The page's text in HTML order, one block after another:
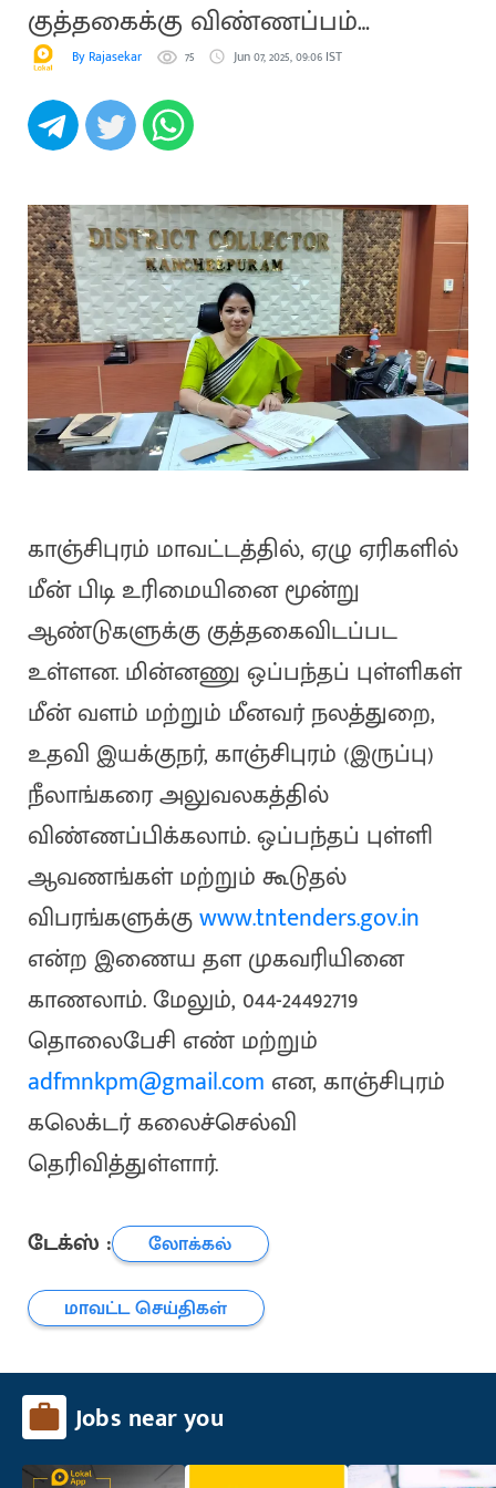
குத்தகைக்கு விண்ணப்பம்
வரவேற்பு
By Rajasekar 75 Jun 07, 2025, 09:06 IST
காஞ்சிபுரம் மாவட்டத்தில், ஏழு ஏரிகளில்
மீன் பிடி உரிமையினை மூன்று
ஆண்டுகளுக்கு குத்தகைவிடப்பட
உள்ளன. மின்னணு ஒப்பந்தப் புள்ளிகள்
மீன் வளம் மற்றும் மீனவர் நலத்துறை,
உதவி இயக்குநர், காஞ்சிபுரம் (இருப்பு)
நீலாங்கரை அலுவலகத்தில்
விண்ணப்பிக்கலாம். ஒப்பந்தப் புள்ளி
ஆவணங்கள் மற்றும் கூடுதல்
விபரங்களுக்குwww.tntenders.gov.in
என்ற இணைய தள முகவரியினை
காணலாம். மேலும், 044-24492719
தொலைபேசி எண் மற்றும்
adfmnkpm@gmail.com என, காஞ்சிபுரம்
கலெக்டர் கலைச்செல்வி
தெரிவித்துள்ளார்.
டேக்ஸ் :
லோக்கல்
மாவட்ட செய்திகள்
Jobs near you